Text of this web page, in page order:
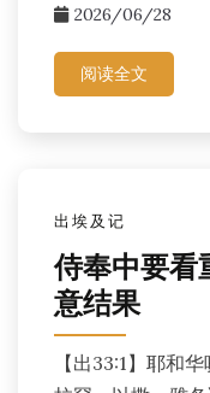
2026/06/28
阅读全文
出埃及记
侍奉中要看
意结果
【出33:1】耶和